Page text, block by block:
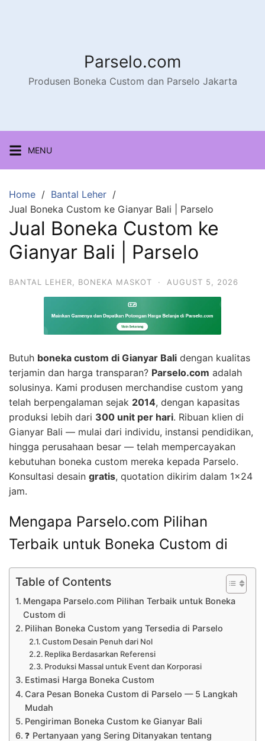
Parselo.com
Produsen Boneka Custom dan Parselo Jakarta
MENU
Home
Bantal Leher
Jual Boneka Custom ke Gianyar Bali | Parselo
Jual Boneka Custom ke
Gianyar Bali | Parselo
BANTAL LEHER BONEKA MASKOT · AUGUST 5, 2026
Butuh boneka custom di Gianyar Bali dengan kualitas
terjamin dan harga transparan? Parselo.com adalah
solusinya. Kami produsen merchandise custom yang
telah berpengalaman sejak 2014, dengan kapasitas
produksi lebih dari 300 unit per hari. Ribuan klien di
Gianyar Bali — mulai dari individu, instansi pendidikan,
hingga perusahaan besar — telah mempercayakan
kebutuhan boneka custom mereka kepada Parselo.
Konsultasi desain gratis, quotation dikirim dalam 1×24
jam.
Mengapa Parselo.com Pilihan
Terbaik untuk Boneka Custom di
Table of Contents
Mengapa Parselo.com Pilihan Terbaik untuk Boneka
Custom di
Pilihan Boneka Custom yang Tersedia di Parselo
Custom Desain Penuh dari Nol
Replika Berdasarkan Referensi
Produksi Massal untuk Event dan Korporasi
Estimasi Harga Boneka Custom
Cara Pesan Boneka Custom di Parselo — 5 Langkah
Mudah
Pengiriman Boneka Custom ke Gianyar Bali
❓ Pertanyaan yang Sering Ditanyakan tentang